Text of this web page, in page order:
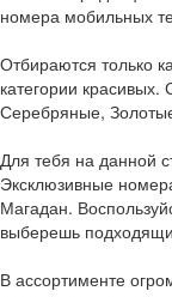
номера мобильных
Отбираются только
категории красивых.
Серебряные,
Для тебя на данной
Эксклюзивные
Магадан.
выберешь
В ассортименте